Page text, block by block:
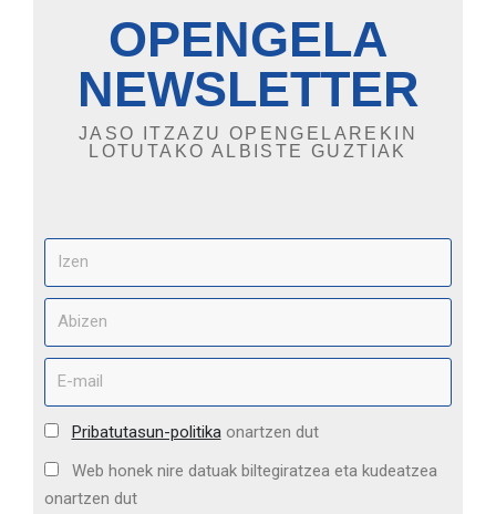
OPENGELA
NEWSLETTER
JASO ITZAZU OPENGELAREKIN
LOTUTAKO ALBISTE GUZTIAK
Pribatutasun-politikaonartzen dut
Web honek nire datuak biltegiratzea eta kudeatzea
onartzen dut